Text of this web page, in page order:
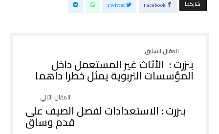
‫‫ شاركها‬ Facebook
Twitter
بنزرت : الأثاث غير المستعمل داخل
المؤسسات التربوية يمثل خطرا داهما
بنزرت : الاستعدادات لفصل الصيف على
قدم وساق